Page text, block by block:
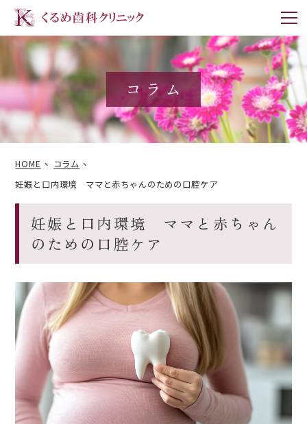
コラム
HOME
コラム
妊娠と口内環境 ママと赤ちゃんのための口腔ケア
妊娠と口内環境 ママと赤ちゃん
のための口腔ケア